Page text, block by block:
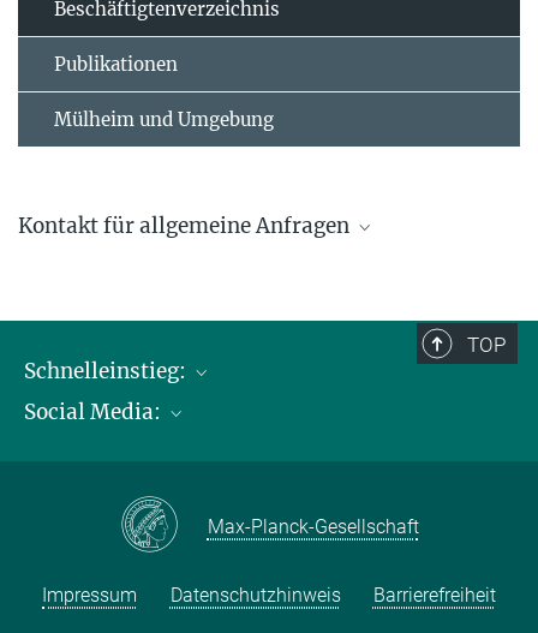
Beschäftigtenverzeichnis
Publikationen
Mülheim und Umgebung
Kontakt für allgemeine Anfragen
TOP
Schnelleinstieg:
Publikationen
Kontakt und Anfahrtsbeschreibung
Social Media:
Max-Planck-Gesellschaft
Impressum Datenschutzhinweis Barrierefreiheit